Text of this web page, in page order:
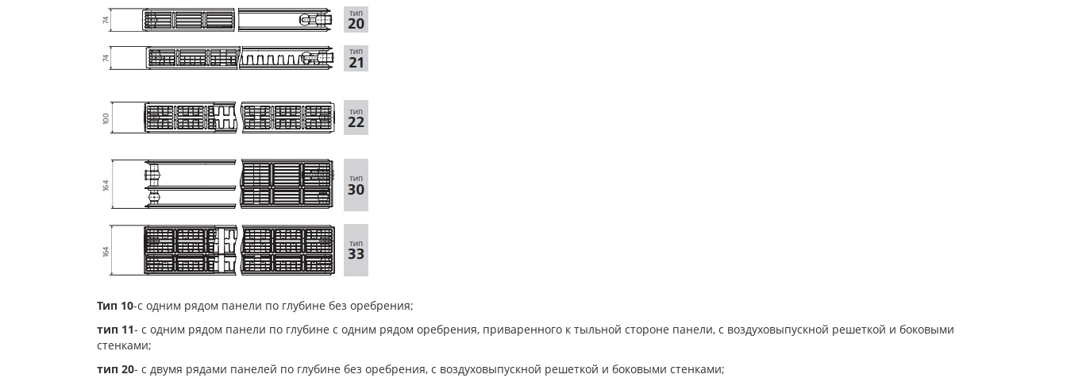
Тип 10-с одним рядом панели по глубине без оребрения;
тип 11- с одним рядом панели по глубине с одним рядом оребрения, приваренного к тыльной стороне панели, с воздуховыпускной решеткой и боковыми
стенками;
тип 20- с двумя рядами панелей по глубине без оребрения, с воздуховыпускной решеткой и боковыми стенками;